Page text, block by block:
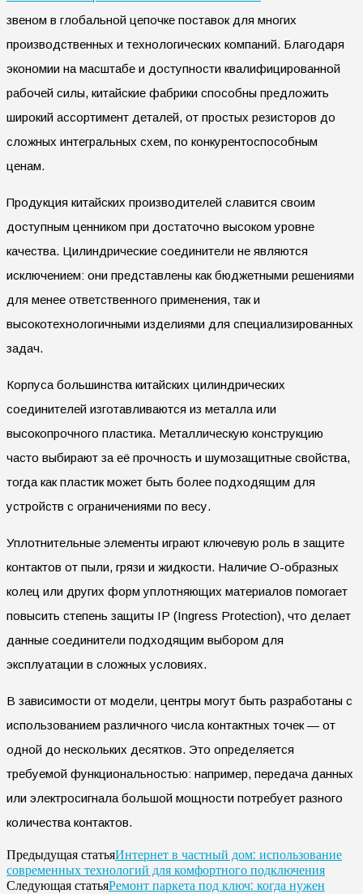
звеном в глобальной цепочке поставок для многих
производственных и технологических компаний. Благодаря
экономии на масштабе и доступности квалифицированной
рабочей силы, китайские фабрики способны предложить
широкий ассортимент деталей, от простых резисторов до
сложных интегральных схем, по конкурентоспособным
ценам.
Продукция китайских производителей славится своим
доступным ценником при достаточно высоком уровне
качества. Цилиндрические соединители не являются
исключением: они представлены как бюджетными решениями
для менее ответственного применения, так и
высокотехнологичными изделиями для специализированных
задач.
Корпуса большинства китайских цилиндрических
соединителей изготавливаются из металла или
высокопрочного пластика. Металлическую конструкцию
часто выбирают за её прочность и шумозащитные свойства,
тогда как пластик может быть более подходящим для
устройств с ограничениями по весу.
Уплотнительные элементы играют ключевую роль в защите
контактов от пыли, грязи и жидкости. Наличие O-образных
колец или других форм уплотняющих материалов помогает
повысить степень защиты IP (Ingress Protection), что делает
данные соединители подходящим выбором для
эксплуатации в сложных условиях.
В зависимости от модели, центры могут быть разработаны с
использованием различного числа контактных точек — от
одной до нескольких десятков. Это определяется
требуемой функциональностью: например, передача данных
или электросигнала большой мощности потребует разного
количества контактов.
Предыдущая статьяИнтернет в частный дом: использование
современных технологий для комфортного подключения
Следующая статьяРемонт паркета под ключ: когда нужен